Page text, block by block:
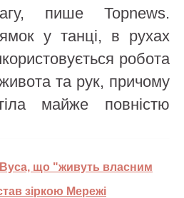
пише Topnews.
у танці, в рухах
робота
та рук, причому
майже повністю
Вуса, що "живуть власним
зіркою Мережі